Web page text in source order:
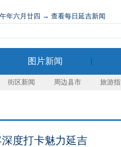
年六月廿四 → 查看每日延吉新闻
图片新闻
街区新闻 周边县市 旅游
度打卡魅力延吉